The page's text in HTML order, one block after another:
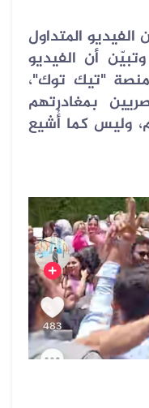
المتداول
أن الفيديو
2025 على منصة "تيك توك"،
بمغادرتهم
وليس كما أُشيع